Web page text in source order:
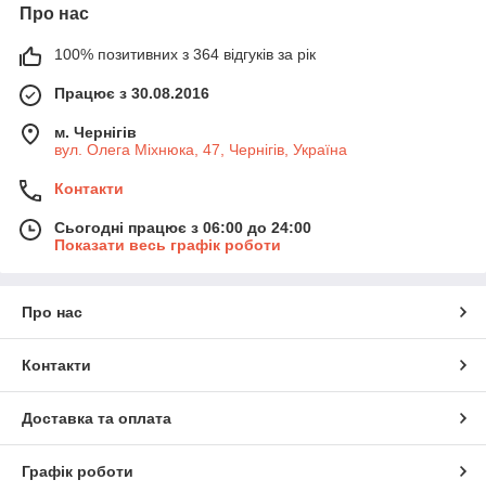
Про нас
100% позитивних з 364 відгуків за рік
Працює з 30.08.2016
м. Чернігів
вул. Олега Міхнюка, 47, Чернігів, Україна
Контакти
Сьогодні працює з 06:00 до 24:00
Показати весь графік роботи
Про нас
Контакти
Доставка та оплата
Графік роботи